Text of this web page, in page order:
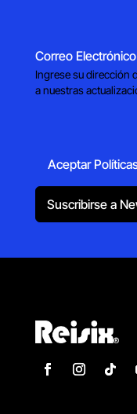
Correo Electrónico
Ingrese su dirección
a nuestras
Aceptar
Suscribirse a